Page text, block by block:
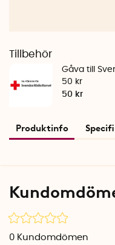
Tillbehör
Gåva till
50 kr
50 kr
Produktinfo
0 Kundomdömen